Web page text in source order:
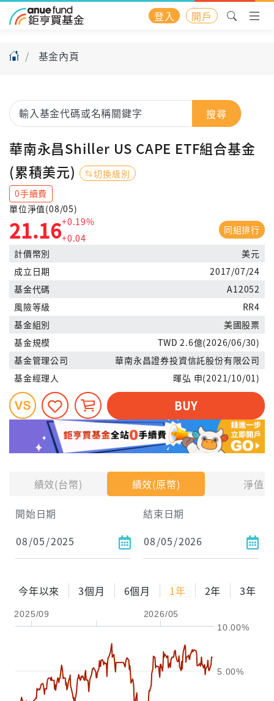
登入 開戶
基金內頁
績效(台幣) 績效(原幣)
淨值
開始日期
結束日期
今年以來 3個月 6個月 1年 2年 3年
2025/09 2026/05
5.00%
10.00%
搜尋
華南永昌Shiller US CAPE ETF組合基金
(累積美元)
切換級別
0手續費
單位淨值(08/05)
21.16+0.19%
+0.04
同組排行
計價幣別
美元
成立日期
2017/07/24
基金代碼
A12052
風險等級
RR4
基金組別
美國股票
基金規模
TWD 2.6億(2026/06/30)
基金管理公司
華南永昌證券投資信託股份有限公司
基金經理人
暉弘 申(2021/10/01)
BUY